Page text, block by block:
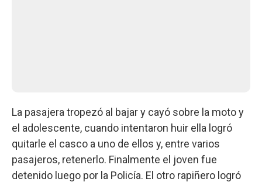
La pasajera tropezó al bajar y cayó sobre la moto y
el adolescente, cuando intentaron huir ella logró
quitarle el casco a uno de ellos y, entre varios
pasajeros, retenerlo. Finalmente el joven fue
detenido luego por la Policía. El otro rapiñero logró